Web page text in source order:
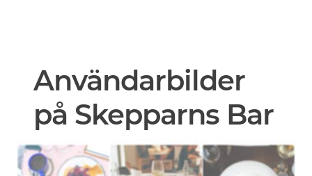
Användarbilder
på Skepparns Bar